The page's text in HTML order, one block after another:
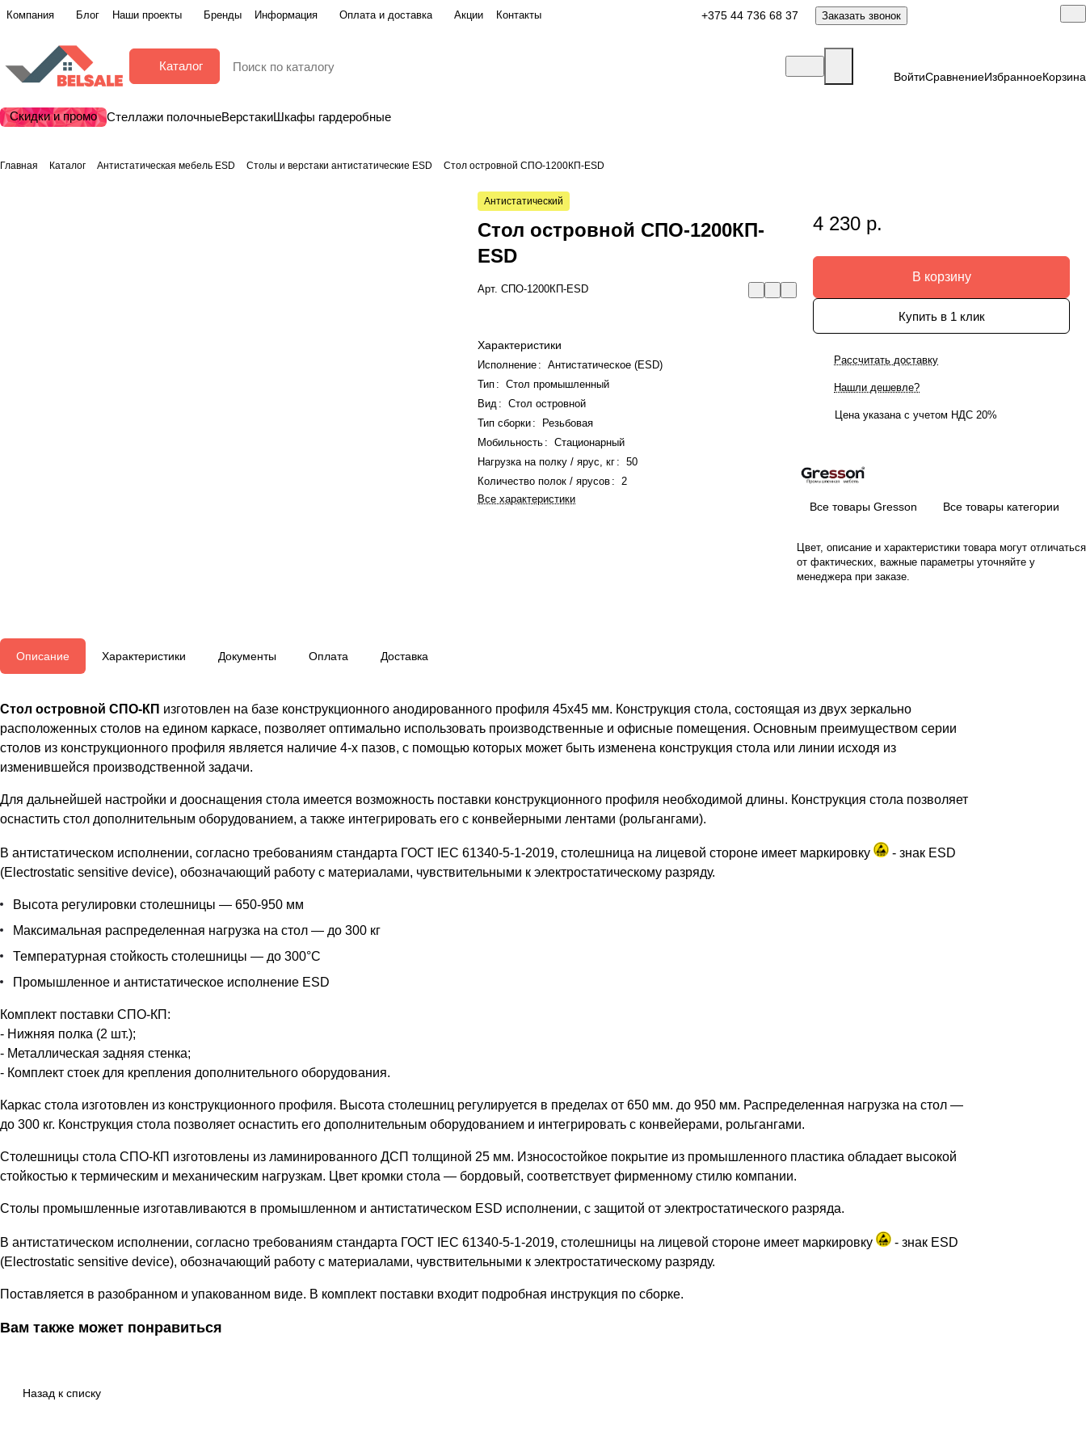
Компания Блог Наши проекты Бренды Информация Оплата и доставка Акции Контакты +375 44 736 68 37 Заказать звонок
Каталог
ВойтиСравнениеИзбранноеКорзина
Скидки и промо Стеллажи полочныеВерстакиШкафы гардеробные
Главная Каталог Антистатическая мебель ESD Столы и верстаки антистатические ESD Стол островной СПО-1200КП-ESD
Антистатический
Стол островной СПО-1200КП-
ESD
Арт.СПО-1200КП-ESD
Характеристики
Исполнение :
Антистатическое (ESD)
Тип :
Стол промышленный
Вид :
Стол островной
Тип сборки:
Резьбовая
Мобильность :
Стационарный
Нагрузка на полку / ярус, кг :
50
Количество полок / ярусов :
2
Все характеристики
4 230 р.
В корзину
Купить в 1 клик
Рассчитать доставку
Нашли дешевле?
Цена указана с учетом НДС 20%
Все товары Gresson Все товары категории
Цвет, описание и характеристики товара могут отличаться
от фактических, важные параметры уточняйте у
менеджера при заказе.
Описание Характеристики Документы Оплата Доставка
Стол островной СПО-КП изготовлен на базе конструкционного анодированного профиля 45х45 мм. Конструкция стола, состоящая из двух зеркально
расположенных столов на едином каркасе, позволяет оптимально использовать производственные и офисные помещения. Основным преимуществом серии
столов из конструкционного профиля является наличие 4-х пазов, с помощью которых может быть изменена конструкция стола или линии исходя из
изменившейся производственной задачи.
Для дальнейшей настройки и дооснащения стола имеется возможность поставки конструкционного профиля необходимой длины. Конструкция стола позволяет
оснастить стол дополнительным оборудованием, а также интегрировать его с конвейерными лентами (рольгангами).
В антистатическом исполнении, согласно требованиям стандарта ГОСТ IEC 61340-5-1-2019, столешница на лицевой стороне имеет маркировку
- знак ESD
(Electrostatic sensitive device), обозначающий работу с материалами, чувствительными к электростатическому разряду.
Высота регулировки столешницы — 650-950 мм
Максимальная распределенная нагрузка на стол — до 300 кг
Температурная стойкость столешницы — до 300°С
Промышленное и антистатическое исполнение ESD
Комплект поставки СПО-КП:
- Нижняя полка (2 шт.);
- Металлическая задняя стенка;
- Комплект стоек для крепления дополнительного оборудования.
Каркас стола изготовлен из конструкционного профиля. Высота столешниц регулируется в пределах от 650 мм. до 950 мм. Распределенная нагрузка на стол —
до 300 кг. Конструкция стола позволяет оснастить его дополнительным оборудованием и интегрировать с конвейерами, рольгангами.
Столешницы стола СПО-КП изготовлены из ламинированного ДСП толщиной 25 мм. Износостойкое покрытие из промышленного пластика обладает высокой
стойкостью к термическим и механическим нагрузкам. Цвет кромки стола — бордовый, соответствует фирменному стилю компании.
Столы промышленные изготавливаются в промышленном и антистатическом ESD исполнении, с защитой от электростатического разряда.
В антистатическом исполнении, согласно требованиям стандарта ГОСТ IEC 61340-5-1-2019, столешницы на лицевой стороне имеет маркировку
- знак ESD
(Electrostatic sensitive device), обозначающий работу с материалами, чувствительными к электростатическому разряду.
Поставляется в разобранном и упакованном виде. В комплект поставки входит подробная инструкция по сборке.
Вам также может понравиться
Назад к списку